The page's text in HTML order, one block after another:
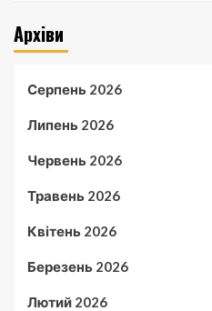
Архіви
Серпень 2026
Липень 2026
Червень 2026
Травень 2026
Квітень 2026
Березень 2026
Лютий 2026